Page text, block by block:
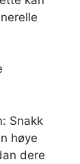
Snakk
høye
dere